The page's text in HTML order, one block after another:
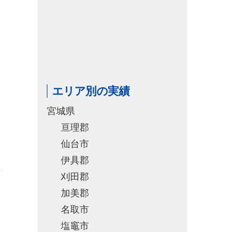
エリア別の実績
宮城県
亘理郡
仙台市
伊具郡
刈田郡
加美郡
名取市
塩竈市